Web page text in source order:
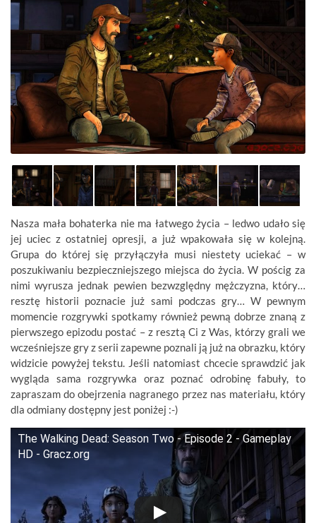
Nasza mała bohaterka nie ma łatwego życia – ledwo udało się
jej uciec z ostatniej opresji, a już wpakowała się w kolejną.
Grupa do której się przyłączyła musi niestety uciekać – w
poszukiwaniu bezpieczniejszego miejsca do życia. W pościg za
nimi wyrusza jednak pewien bezwzględny mężczyzna, który…
resztę historii poznacie już sami podczas gry… W pewnym
momencie rozgrywki spotkamy również pewną dobrze znaną z
pierwszego epizodu postać – z resztą Ci z Was, którzy grali we
wcześniejsze gry z serii zapewne poznali ją już na obrazku, który
widzicie powyżej tekstu. Jeśli natomiast chcecie sprawdzić jak
wygląda sama rozgrywka oraz poznać odrobinę fabuły, to
zapraszam do obejrzenia nagranego przez nas materiału, który
dla odmiany dostępny jest poniżej :-)
The Walking Dead: Season Two - Episode 2 - Gameplay
HD - Gracz.org